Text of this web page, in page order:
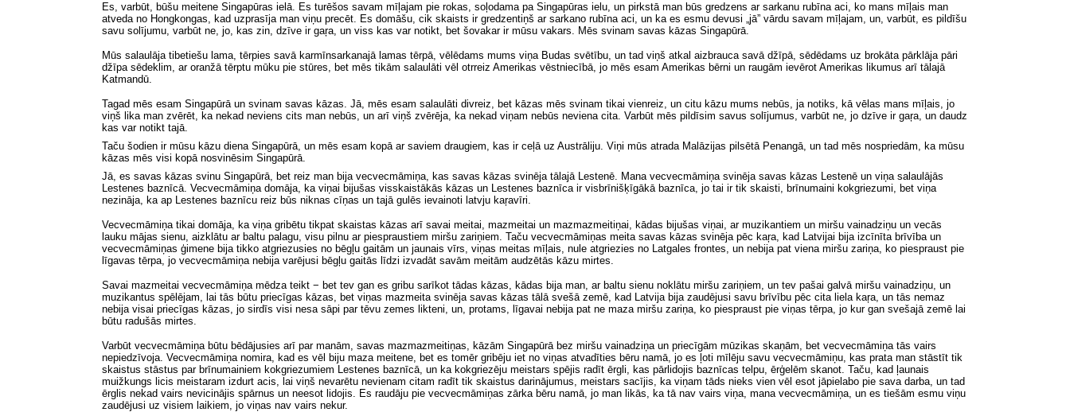
Es, varbūt, būšu meitene Singapūras ielā. Es turēšos savam mīļajam pie rokas, soļodama pa Singapūras ielu, un pirkstā man būs gredzens ar sarkanu rubīna aci, ko mans mīļais man
atveda no Hongkongas, kad uzprasīja man viņu precēt. Es domāšu, cik skaists ir gredzentiņš ar sarkano rubīna aci, un ka es esmu devusi „jā” vārdu savam mīļajam, un, varbūt, es pildīšu
savu solījumu, varbūt ne, jo, kas zin, dzīve ir gaŗa, un viss kas var notikt, bet šovakar ir mūsu vakars. Mēs svinam savas kāzas Singapūrā.
Mūs salaulāja tibetiešu lama, tērpies savā karmīnsarkanajā lamas tērpā, vēlēdams mums viņa Budas svētību, un tad viņš atkal aizbrauca savā džīpā, sēdēdams uz brokāta pārklāja pāri
džīpa sēdeklim, ar oranžā tērptu mūku pie stūres, bet mēs tikām salaulāti vēl otrreiz Amerikas vēstniecībā, jo mēs esam Amerikas bērni un raugām ievērot Amerikas likumus arī tālajā
Katmandū.
Tagad mēs esam Singapūrā un svinam savas kāzas. Jā, mēs esam salaulāti divreiz, bet kāzas mēs svinam tikai vienreiz, un citu kāzu mums nebūs, ja notiks, kā vēlas mans mīļais, jo
viņš lika man zvērēt, ka nekad neviens cits man nebūs, un arī viņš zvērēja, ka nekad viņam nebūs neviena cita. Varbūt mēs pildīsim savus solījumus, varbūt ne, jo dzīve ir gaŗa, un daudz
kas var notikt tajā.
Taču šodien ir mūsu kāzu diena Singapūrā, un mēs esam kopā ar saviem draugiem, kas ir ceļā uz Austrāliju. Viņi mūs atrada Malāzijas pilsētā Penangā, un tad mēs nospriedām, ka mūsu
kāzas mēs visi kopā nosvinēsim Singapūrā.
Jā, es savas kāzas svinu Singapūrā, bet reiz man bija vecvecmāmiņa, kas savas kāzas svinēja tālajā Lestenē. Mana vecvecmāmiņa svinēja savas kāzas Lestenē un viņa salaulājās
Lestenes baznīcā. Vecvecmāmiņa domāja, ka viņai bijušas visskaistākās kāzas un Lestenes baznīca ir visbrīnišķīgākā baznīca, jo tai ir tik skaisti, brīnumaini kokgriezumi, bet viņa
nezināja, ka ap Lestenes baznīcu reiz būs niknas cīņas un tajā gulēs ievainoti latvju kaŗavīri.
Vecvecmāmiņa tikai domāja, ka viņa gribētu tikpat skaistas kāzas arī savai meitai, mazmeitai un mazmazmeitiņai, kādas bijušas viņai, ar muzikantiem un miršu vainadziņu un vecās
lauku mājas sienu, aizklātu ar baltu palagu, visu pilnu ar piespraustiem miršu zariņiem. Taču vecvecmāmiņas meita savas kāzas svinēja pēc kaŗa, kad Latvijai bija izcīnīta brīvība un
vecvecmāmiņas ģimene bija tikko atgriezusies no bēgļu gaitām un jaunais vīrs, viņas meitas mīļais, nule atgriezies no Latgales frontes, un nebija pat viena miršu zariņa, ko piespraust pie
līgavas tērpa, jo vecvecmāmiņa nebija varējusi bēgļu gaitās līdzi izvadāt savām meitām audzētās kāzu mirtes.
Savai mazmeitai vecvecmāmiņa mēdza teikt − bet tev gan es gribu sarīkot tādas kāzas, kādas bija man, ar baltu sienu noklātu miršu zariņiem, un tev pašai galvā miršu vainadziņu, un
muzikantus spēlējam, lai tās būtu priecīgas kāzas, bet viņas mazmeita svinēja savas kāzas tālā svešā zemē, kad Latvija bija zaudējusi savu brīvību pēc cita liela kaŗa, un tās nemaz
nebija visai priecīgas kāzas, jo sirdīs visi nesa sāpi par tēvu zemes likteni, un, protams, līgavai nebija pat ne maza miršu zariņa, ko piespraust pie viņas tērpa, jo kur gan svešajā zemē lai
būtu radušās mirtes.
Varbūt vecvecmāmiņa būtu bēdājusies arī par manām, savas mazmazmeitiņas, kāzām Singapūrā bez miršu vainadziņa un priecīgām mūzikas skaņām, bet vecvecmāmiņa tās vairs
nepiedzīvoja. Vecvecmāmiņa nomira, kad es vēl biju maza meitene, bet es tomēr gribēju iet no viņas atvadīties bēru namā, jo es ļoti mīlēju savu vecvecmāmiņu, kas prata man stāstīt tik
skaistus stāstus par brīnumainiem kokgriezumiem Lestenes baznīcā, un ka kokgriezēju meistars spējis radīt ērgli, kas pārlidojis baznīcas telpu, ērģelēm skanot. Taču, kad ļaunais
muižkungs licis meistaram izdurt acis, lai viņš nevarētu nevienam citam radīt tik skaistus darinājumus, meistars sacījis, ka viņam tāds nieks vien vēl esot jāpielabo pie sava darba, un tad
ērglis nekad vairs nevicinājis spārnus un neesot lidojis. Es raudāju pie vecvecmāmiņas zārka bēru namā, jo man likās, ka tā nav vairs viņa, mana vecvecmāmiņa, un es tiešām esmu viņu
zaudējusi uz visiem laikiem, jo viņas nav vairs nekur.